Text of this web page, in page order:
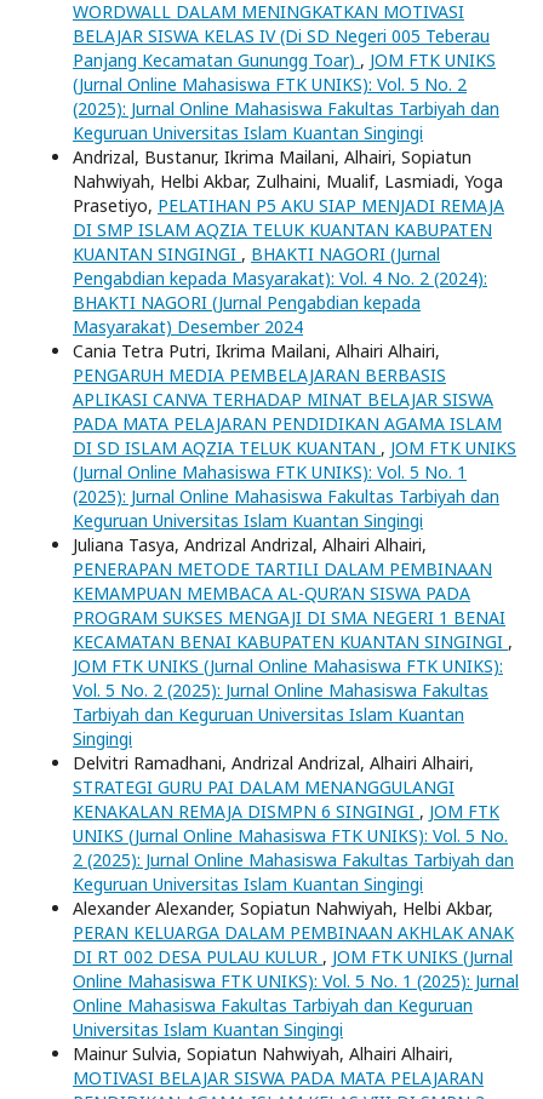
WORDWALL DALAM MENINGKATKAN MOTIVASI
BELAJAR SISWA KELAS IV (Di SD Negeri 005 Teberau
Panjang Kecamatan Gunungg Toar) , JOM FTK UNIKS
(Jurnal Online Mahasiswa FTK UNIKS): Vol. 5 No. 2
(2025): Jurnal Online Mahasiswa Fakultas Tarbiyah dan
Keguruan Universitas Islam Kuantan Singingi
Andrizal, Bustanur, Ikrima Mailani, Alhairi, Sopiatun
Nahwiyah, Helbi Akbar, Zulhaini, Mualif, Lasmiadi, Yoga
Prasetiyo, PELATIHAN P5 AKU SIAP MENJADI REMAJA
DI SMP ISLAM AQZIA TELUK KUANTAN KABUPATEN
KUANTAN SINGINGI , BHAKTI NAGORI (Jurnal
Pengabdian kepada Masyarakat): Vol. 4 No. 2 (2024):
BHAKTI NAGORI (Jurnal Pengabdian kepada
Masyarakat) Desember 2024
Cania Tetra Putri, Ikrima Mailani, Alhairi Alhairi,
PENGARUH MEDIA PEMBELAJARAN BERBASIS
APLIKASI CANVA TERHADAP MINAT BELAJAR SISWA
PADA MATA PELAJARAN PENDIDIKAN AGAMA ISLAM
DI SD ISLAM AQZIA TELUK KUANTAN , JOM FTK UNIKS
(Jurnal Online Mahasiswa FTK UNIKS): Vol. 5 No. 1
(2025): Jurnal Online Mahasiswa Fakultas Tarbiyah dan
Keguruan Universitas Islam Kuantan Singingi
Juliana Tasya, Andrizal Andrizal, Alhairi Alhairi,
PENERAPAN METODE TARTILI DALAM PEMBINAAN
KEMAMPUAN MEMBACA AL-QUR’AN SISWA PADA
PROGRAM SUKSES MENGAJI DI SMA NEGERI 1 BENAI
KECAMATAN BENAI KABUPATEN KUANTAN SINGINGI ,
JOM FTK UNIKS (Jurnal Online Mahasiswa FTK UNIKS):
Vol. 5 No. 2 (2025): Jurnal Online Mahasiswa Fakultas
Tarbiyah dan Keguruan Universitas Islam Kuantan
Singingi
Delvitri Ramadhani, Andrizal Andrizal, Alhairi Alhairi,
STRATEGI GURU PAI DALAM MENANGGULANGI
KENAKALAN REMAJA DISMPN 6 SINGINGI , JOM FTK
UNIKS (Jurnal Online Mahasiswa FTK UNIKS): Vol. 5 No.
2 (2025): Jurnal Online Mahasiswa Fakultas Tarbiyah dan
Keguruan Universitas Islam Kuantan Singingi
Alexander Alexander, Sopiatun Nahwiyah, Helbi Akbar,
PERAN KELUARGA DALAM PEMBINAAN AKHLAK ANAK
DI RT 002 DESA PULAU KULUR , JOM FTK UNIKS (Jurnal
Online Mahasiswa FTK UNIKS): Vol. 5 No. 1 (2025): Jurnal
Online Mahasiswa Fakultas Tarbiyah dan Keguruan
Universitas Islam Kuantan Singingi
Mainur Sulvia, Sopiatun Nahwiyah, Alhairi Alhairi,
MOTIVASI BELAJAR SISWA PADA MATA PELAJARAN